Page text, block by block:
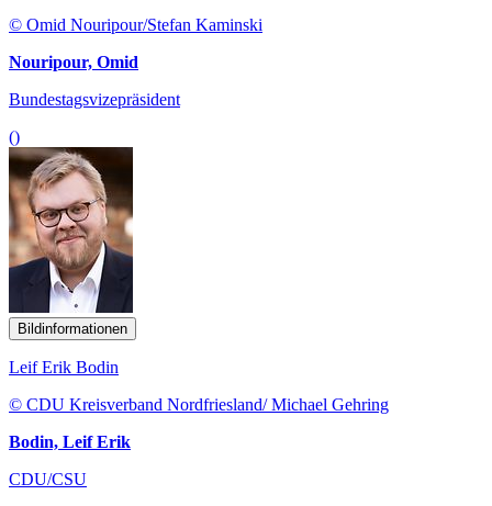
© Omid Nouripour/Stefan Kaminski
Nouripour, Omid
Bundestagsvizepräsident
()
Bildinformationen
Leif Erik Bodin
© CDU Kreisverband Nordfriesland/ Michael Gehring
Bodin, Leif Erik
CDU/CSU